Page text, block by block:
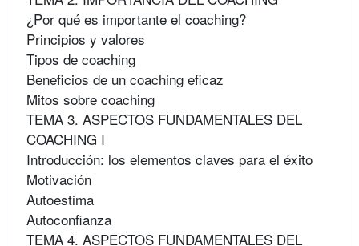
¿Por qué es importante el coaching?
Principios y valores
Tipos de coaching
Beneficios de un coaching eficaz
Mitos sobre coaching
TEMA 3. ASPECTOS FUNDAMENTALES DEL
COACHING I
Introducción: los elementos claves para el éxito
Motivación
Autoestima
Autoconfianza
TEMA 4. ASPECTOS FUNDAMENTALES DEL